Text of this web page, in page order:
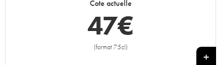
2000
1992
Cote actuelle
47€
(format 75cl)
+